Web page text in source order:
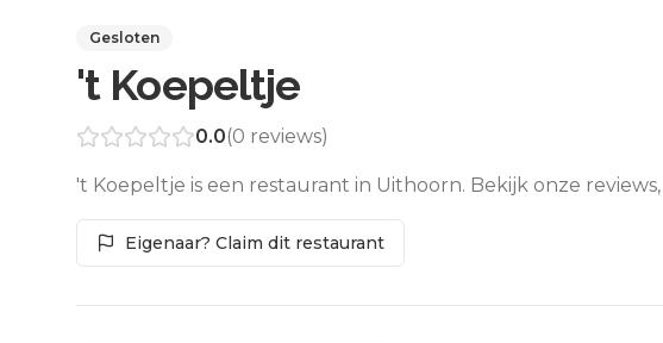
Gesloten
't Koepeltje
0.0(0 reviews)
't Koepeltje is een restaurant in Uithoorn. Bekijk onze
Eigenaar? Claim dit restaurant